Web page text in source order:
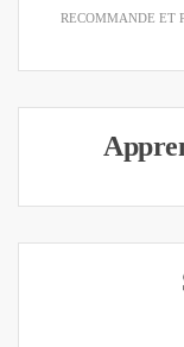
RECOMMANDE ET